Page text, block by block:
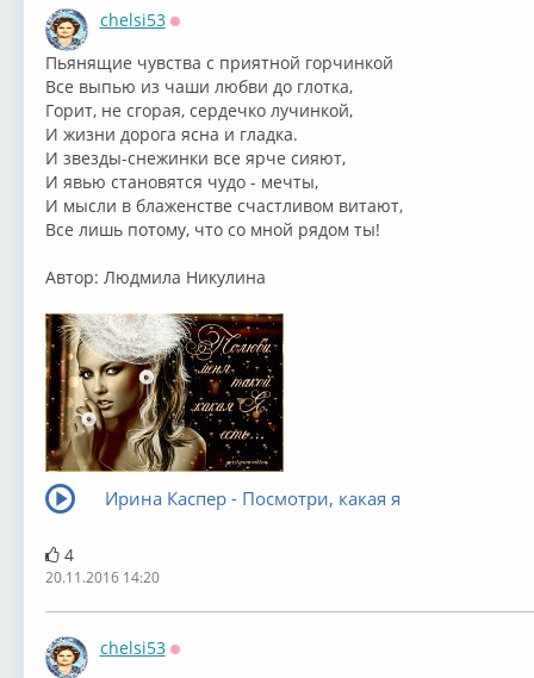
chelsi53
⁣Пьянящие чувства с приятной горчинкой
Все выпью из чаши любви до глотка,
Горит, не сгорая, сердечко лучинкой,
И жизни дорога ясна и гладка.
И звезды-снежинки все ярче сияют,
И явью становятся чудо - мечты,
И мысли в блаженстве счастливом витают,
Все лишь потому, что со мной рядом ты!
Автор: Людмила Никулина
Ирина Каспер - Посмотри, какая я
4
20.11.2016 14:20
chelsi53